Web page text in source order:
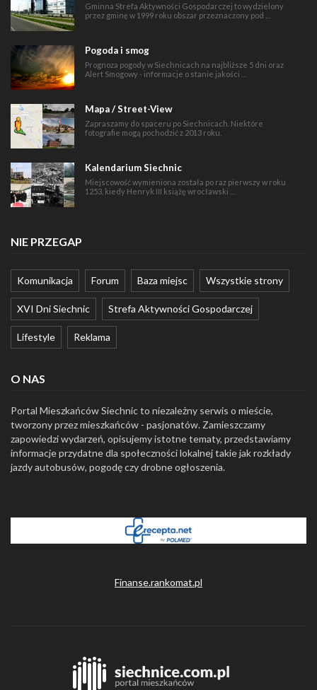
Gminna Strefa Aktywności Gospodarczej to wydzielony
przez gminę w 1999 roku obszar przeznaczony pod …
Pogoda i smog
Prognoza pogody w Siechnicach na najbliższe 5 dni oraz
Alert Smogowy - informacje o stanie jakości …
Mapa / Street-View
Zapraszamy do spaceru po Siechnicach. Niektóre
fotografie mogą pochodzić z 2013 roku.
Kalendarium Siechnic
Miejscowość wymieniona została po raz pierwszy w roku
1253, kiedy Henryk III książę wrocławski …
NIE PRZEGAP
Komunikacja Forum Baza miejsc Wszystkie strony
XVI Dni Siechnic Strefa Aktywności Gospodarczej
Lifestyle Reklama
O NAS
Portal Mieszkańców Siechnic to niezależny serwis o mieście,
tworzony przez mieszkańców - pasjonatów. Zamieszczamy
zapowiedzi wydarzeń, opisujemy istotne tematy, przedstawiamy
informacje przydatne dla społeczności lokalnej takie jak rozkłady
jazdy autobusów, pogodę czy drobne ogłoszenia.
Finanse.rankomat.pl